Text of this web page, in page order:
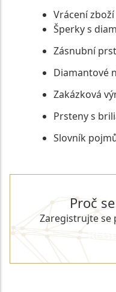
Vrácení zboží
Šperky s
Zásnubní
Diamantové
Zakázková
Prsteny s
Slovník
Proč
Zaregistrujte se